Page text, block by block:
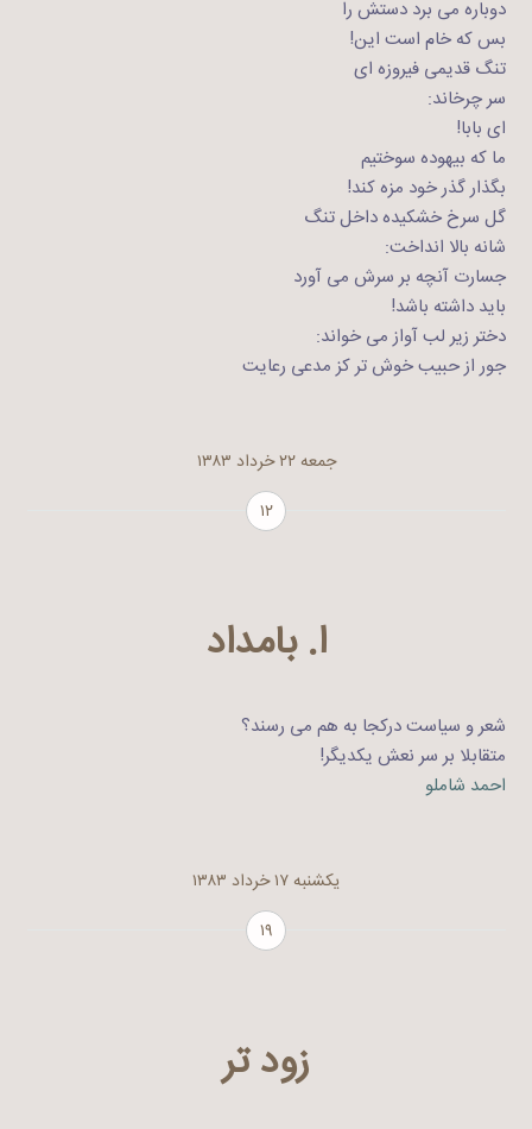
دوباره می برد دستش را
بس که خام است این!
تنگ قدیمی فیروزه ای
سر چرخاند:
ای بابا!
ما که بیهوده سوختیم
بگذار گذر خود مزه کند!
گل سرخ خشکیده داخل تنگ
شانه بالا انداخت:
جسارت آنچه بر سرش می آورد
باید داشته باشد!
دختر زیر لب آواز می خواند:
جور از حبیب خوش تر کز مدعی رعایت
جمعه ۲۲ خرداد ۱۳۸۳
۱۲
ا. بامداد
شعر و سیاست درکجا به هم می رسند؟
متقابلا بر سر نعش یکدیگر!
احمد شاملو
یکشنبه ۱۷ خرداد ۱۳۸۳
۱۹
زود تر